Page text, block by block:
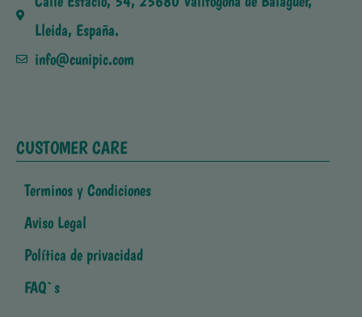
Lleida, España.
info@cunipic.com
CUSTOMER CARE
Terminos y Condiciones
Aviso Legal
Política de privacidad
FAQ`s